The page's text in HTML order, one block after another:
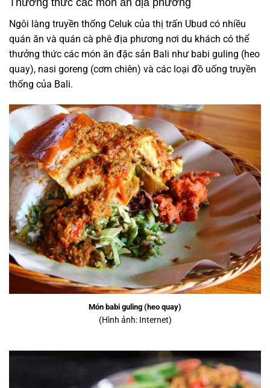
Thưởng thức các món ăn địa phương
Ngôi làng truyền thống Celuk của thị trấn Ubud có nhiều
quán ăn và quán cà phê địa phương nơi du khách có thể
thưởng thức các món ăn đặc sản Bali như babi guling (heo
quay), nasi goreng (cơm chiên) và các loại đồ uống truyền
thống của Bali.
Món babi guling (heo quay)
(Hình ảnh: Internet)